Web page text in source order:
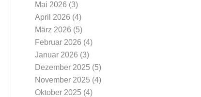
Mai 2026 (3)
April 2026 (4)
März 2026 (5)
Februar 2026 (4)
Januar 2026 (3)
Dezember 2025 (5)
November 2025 (4)
Oktober 2025 (4)